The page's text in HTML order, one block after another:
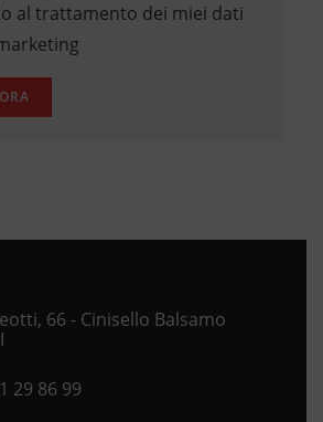
al trattamento dei miei dati
66 - Cinisello Balsamo
29 86 99